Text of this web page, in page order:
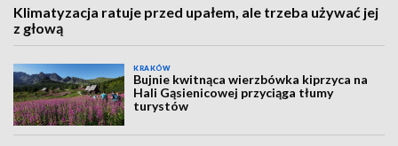
Klimatyzacja ratuje przed upałem, ale trzeba używać jej
z głową
KRAKÓW
Bujnie kwitnąca wierzbówka kiprzyca na
Hali Gąsienicowej przyciąga tłumy
turystów